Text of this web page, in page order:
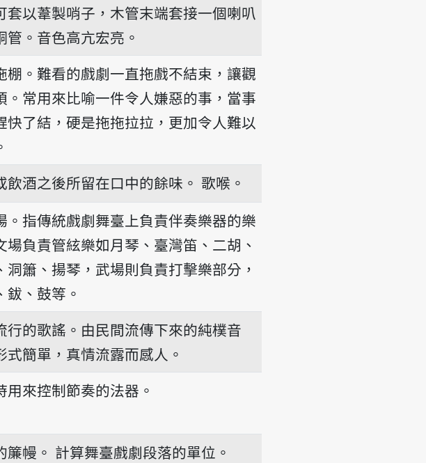
套以葦製哨子，木管末端套接一個喇叭
管。音色高亢宏亮。
hì-thua-pênn/àu-hì-thua-pînn
棚。難看的戲劇一直拖戲不結束，讓觀
。常用來比喻一件令人嫌惡的事，當事
快了結，硬是拖拖拉拉，更加令人難以
飲酒之後所留在口中的餘味。 歌喉。
tiûnn
。指傳統戲劇舞臺上負責伴奏樂器的樂
場負責管絃樂如月琴、臺灣笛、二胡、
洞簫、揚琴，武場則負責打擊樂部分，
鈸、鼓等。
行的歌謠。由民間流傳下來的純樸音
式簡單，真情流露而感人。
用來控制節奏的法器。
簾幔。 計算舞臺戲劇段落的單位。